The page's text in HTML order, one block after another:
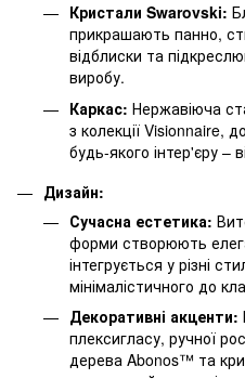
Кристали Swarovski:
прикрашають панно,
відблиски та
виробу.
Каркас: Нержавіюча
з колекції Visionnaire,
будь-якого інтер'єру –
Дизайн:
Сучасна естетика:
форми створюють
інтегрується у різні
мінімалістичного до
Декоративні акценти:
плексигласу, ручної
дерева Abonos™ та